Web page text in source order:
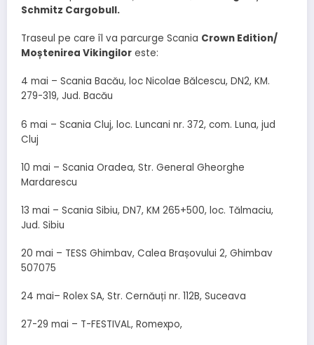
Schmitz Cargobull.
Traseul pe care îl va parcurge Scania Crown Edition/
Moștenirea Vikingilor este:
4 mai – Scania Bacău, loc Nicolae Bălcescu, DN2, KM.
279-319, Jud. Bacău
6 mai – Scania Cluj, loc. Luncani nr. 372, com. Luna, jud
Cluj
10 mai – Scania Oradea, Str. General Gheorghe
Mardarescu
13 mai – Scania Sibiu, DN7, KM 265+500, loc. Tălmaciu,
Jud. Sibiu
20 mai – TESS Ghimbav, Calea Brașovului 2, Ghimbav
507075
24 mai– Rolex SA, Str. Cernăuți nr. 112B, Suceava
27-29 mai – T-FESTIVAL, Romexpo,